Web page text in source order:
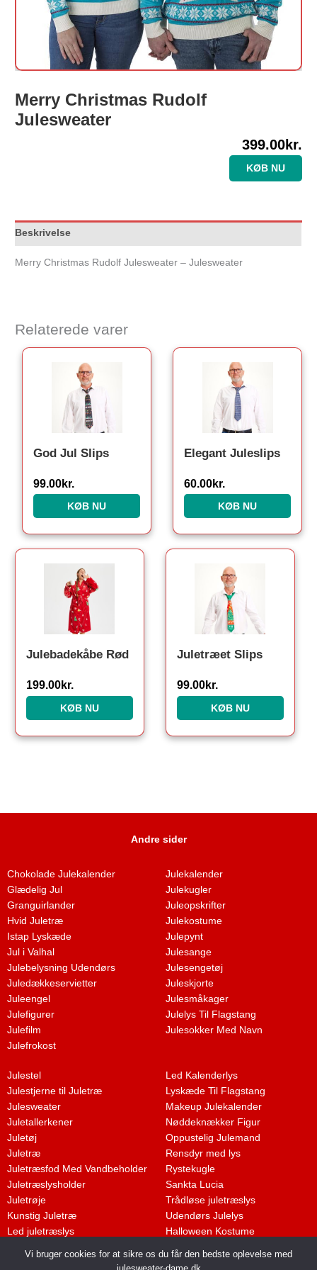
Merry Christmas Rudolf
Julesweater
399.00kr.
KØB NU
Beskrivelse
Merry Christmas Rudolf Julesweater – Julesweater
Relaterede varer
God Jul Slips
99.00kr.
KØB NU
Elegant Juleslips
60.00kr.
KØB NU
Julebadekåbe Rød
199.00kr.
KØB NU
Juletræet Slips
99.00kr.
KØB NU
Andre sider
Chokolade Julekalender
Glædelig Jul
Granguirlander
Hvid Juletræ
Istap Lyskæde
Jul i Valhal
Julebelysning Udendørs
Juledækkeservietter
Juleengel
Julefigurer
Julefilm
Julefrokost
Julekalender
Julekugler
Juleopskrifter
Julekostume
Julepynt
Julesange
Julesengetøj
Juleskjorte
Julesmåkager
Julelys Til Flagstang
Julesokker Med Navn
Julestel
Julestjerne til Juletræ
Julesweater
Juletallerkener
Juletøj
Juletræ
Juletræsfod Med Vandbeholder
Juletræslysholder
Juletrøje
Kunstig Juletræ
Led juletræslys
Led Kalenderlys
Lyskæde Til Flagstang
Makeup Julekalender
Nøddeknækker Figur
Oppustelig Julemand
Rensdyr med lys
Rystekugle
Sankta Lucia
Trådløse juletræslys
Udendørs Julelys
Halloween Kostume
Vi bruger cookies for at sikre os du får den bedste oplevelse med